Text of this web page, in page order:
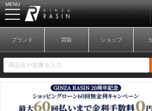
MENU
新規会員登録
ブランド 買取 ショップ